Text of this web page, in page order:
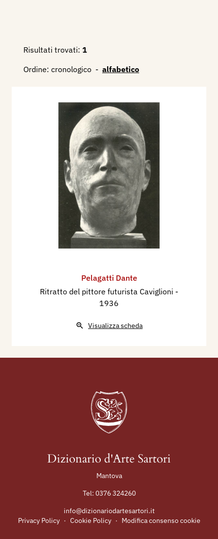
p. 37, 94 ill.
Internazionali d’Arte 1895-1995, Venezia,
Scultori Italiani dell’ottocento e del primo
novecento, volume II, M-Z, Adarte, p. 687.
Risultati trovati: 1
Ordine: cronologico - alfabetico
Pelagatti Dante
Ritratto del pittore futurista Caviglioni -
1936
Visualizza scheda
Dizionario d'Arte Sartori
Mantova
Tel: 0376 324260
info@dizionariodartesartori.it
Privacy Policy · Cookie Policy · Modifica consenso cookie